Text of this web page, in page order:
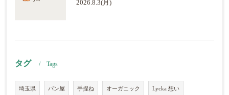
2026.8.3(月)
タグ Tags
埼玉県 パン屋 手捏ね オーガニック Lycka 想い